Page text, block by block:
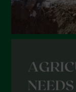
Dicembre 2021
Novembre 2021
Settembre 2021
Agosto 2021